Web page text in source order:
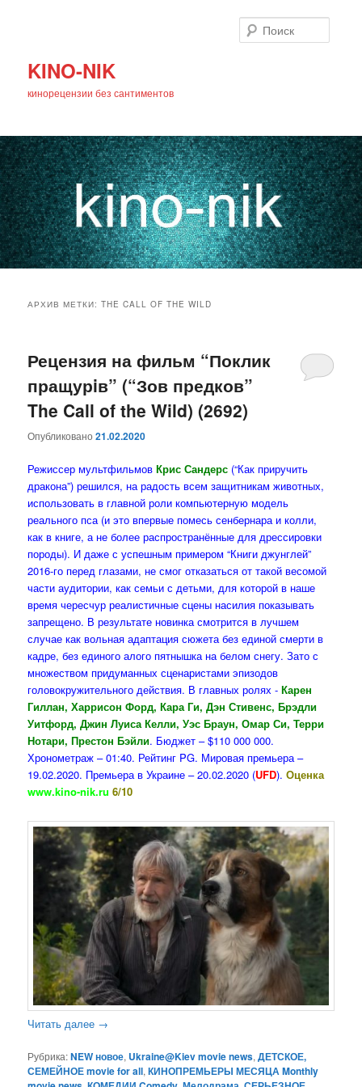
KINO-NIK
кинорецензии без сантиментов
основному
содержимому
дополнительному
содержимому
АРХИВ МЕТКИ:THE CALL OF THE WILD
Рецензия на фильм “Поклик
пращурiв” (“Зов предков”
The Call of the Wild) (2692)
Опубликовано21.02.2020
Режиссер мультфильмовКрис Сандерс (“Как приручить
дракона”) решился, на радость всем защитникам животных,
использовать в главной роли компьютерную модель
реального пса (и это впервые помесь сенбернара и колли,
как в книге, а не более распространённые для дрессировки
породы). И даже с успешным примером “Книги джунглей”
2016-го перед глазами, не смог отказаться от такой весомой
части аудитории, как семьи с детьми, для которой в наше
время чересчур реалистичные сцены насилия показывать
запрещено. В результате новинка смотрится в лучшем
случае как вольная адаптация сюжета без единой смерти в
кадре, без единого алого пятнышка на белом снегу. Зато с
множеством придуманных сценаристами эпизодов
головокружительного действия. В главных ролях - Карен
Гиллан, Харрисон Форд, Кара Ги, Дэн Стивенс, Брэдли
Уитфорд, Джин Луиса Келли, Уэс Браун, Омар Си, Терри
Нотари, Престон Бэйли. Бюджет – $110 000 000.
Хронометраж – 01:40. Рейтинг PG. Мировая премьера –
19.02.2020. Премьера в Украине – 20.02.2020 (UFD).Оценка
www.kino-nik.ru 6/10
Читать далее →
Рубрика:NEW новое, Ukraine@Kiev movie news,ДЕТСКОЕ,
СЕМЕЙНОЕ movie for all,КИНОПРЕМЬЕРЫ МЕСЯЦА Monthly